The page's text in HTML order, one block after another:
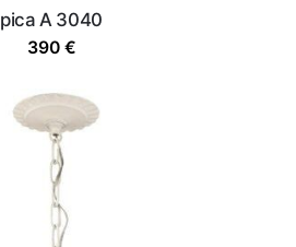
pica A 3040
390 €